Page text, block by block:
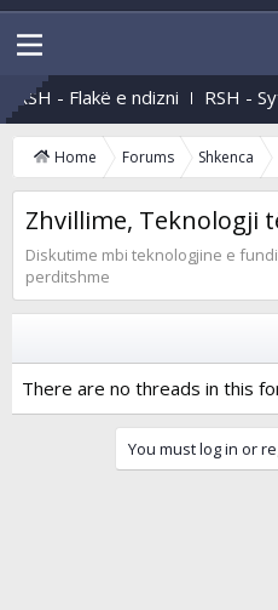
RSH - Flakë e ndizni RSH -
Home Forums Shkenca
Zhvillime, Teknologji
Diskutime mbi teknologjine e
perditshme
There are no threads in this
You must log in or